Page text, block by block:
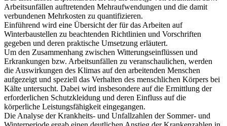
entsprechende Daten oder Faktoren erhältlich sind.
Das Ziel dieser Diplomarbeit ist es, die infolge von Krankheit bzw.
Arbeitsunfällen auftretenden Mehraufwendungen und die damit
verbundenen Mehrkosten zu quantifizieren.
Einführend wird eine Übersicht der für das Arbeiten auf
Winterbaustellen zu beachtenden Richtlinien und Vorschriften
gegeben und deren praktische Umsetzung erläutert.
Um den Zusammenhang zwischen Witterungseinflüssen und
Erkrankungen bzw. Arbeitsunfällen zu veranschaulichen, werden
die Auswirkungen des Klimas auf den arbeitenden Menschen
aufgezeigt und speziell das Verhalten des menschlichen Körpers bei
Kälte untersucht. Dabei wird insbesondere auf die Ermittlung der
erforderlichen Schutzkleidung und deren Einfluss auf die